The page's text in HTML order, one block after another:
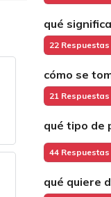
qué
22 Respuestas
cómo se
21 Respuestas
qué tipo de
44 Respuestas
qué quiere